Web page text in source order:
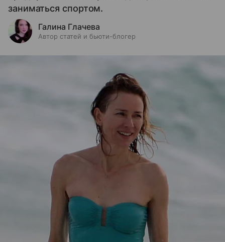
заниматься спортом.
Галина Глачева
Автор статей и бьюти-блогер